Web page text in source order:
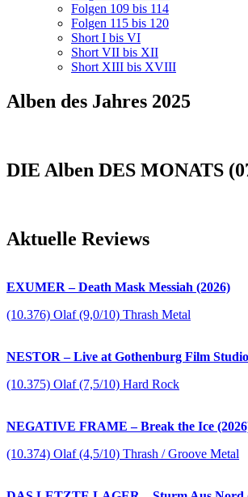
Folgen 109 bis 114
Folgen 115 bis 120
Short I bis VI
Short VII bis XII
Short XIII bis XVIII
Alben des Jahres 2025
DIE Alben DES MONATS
Aktuelle Reviews
EXUMER – Death Mask Messiah (2026)
(10.376) Olaf (9,0/10) Thrash Metal
NESTOR – Live at Gothenburg Film
(10.375) Olaf (7,5/10) Hard Rock
NEGATIVE FRAME – Break the Ice
(10.374) Olaf (4,5/10) Thrash / Groove Metal